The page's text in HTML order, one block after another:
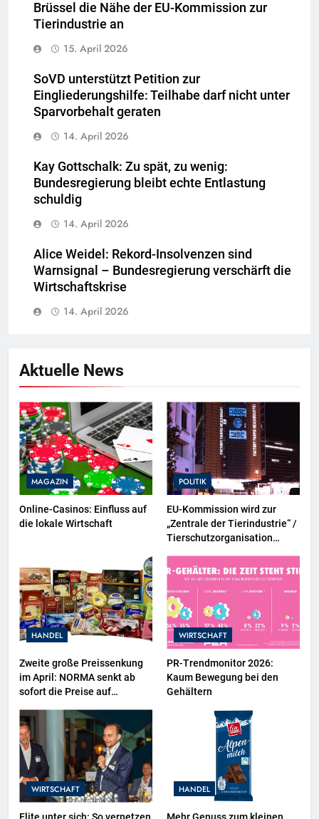
Brüssel die Nähe der EU-Kommission zur
Tierindustrie an
15. April 2026
SoVD unterstützt Petition zur
Eingliederungshilfe: Teilhabe darf nicht unter
Sparvorbehalt geraten
14. April 2026
Kay Gottschalk: Zu spät, zu wenig:
Bundesregierung bleibt echte Entlastung
schuldig
14. April 2026
Alice Weidel: Rekord-Insolvenzen sind
Warnsignal – Bundesregierung verschärft die
Wirtschaftskrise
14. April 2026
Aktuelle News
MAGAZIN
Online-Casinos: Einfluss auf
die lokale Wirtschaft
POLITIK
EU-Kommission wird zur
„Zentrale der Tierindustrie“ /
Tierschutzorganisation
Projektion in Brüssel die
Nähe der EU-Kommission zur
Tierindustrie an
HANDEL
Zweite große Preissenkung
im April: NORMA senkt ab
sofort die Preise auf
zu 16 Prozent / Mit
LECKERROM, CREMISEE,
EXCELSIOR süßer und
herzhafter Genuss
WIRTSCHAFT
PR-Trendmonitor 2026:
Kaum Bewegung bei den
Gehältern
WIRTSCHAFT HANDEL